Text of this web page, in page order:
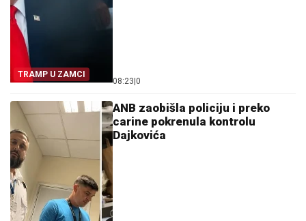
TRAMP U ZAMCI
08:23 0
ANB zaobišla policiju i preko
carine pokrenula kontrolu
Dajkovića